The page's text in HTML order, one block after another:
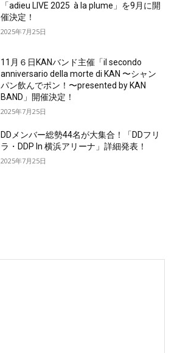
「adieu LIVE 2025 à la plume」を9月に開
催決定！
2025年7月25日
11月６日KANバンド主催「il secondo
anniversario della morte di KAN 〜シャン
パン飲んでポン！〜presented by KAN
BAND」開催決定！
2025年7月25日
DDメンバー総勢44名が大集合！「DDフリ
ラ・DDP In 横浜アリーナ」詳細発表！
2025年7月25日